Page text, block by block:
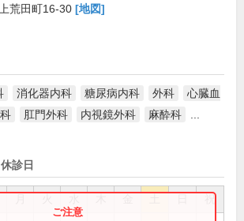
荒田町16-30 [地図]
消化器内科 糖尿病内科 外科
心臓血
肛門外科 内視鏡外科 麻酔科
診日
祝